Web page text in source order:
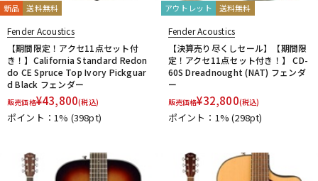
新品 送料無料
Fender Acoustics
【期間限定！アクセ11点セット付
き！】California Standard Redon
do CE Spruce Top Ivory Pickguar
d Black フェンダー
販売価格¥43,800(税込)
ポイント：1% (398pt)
アウトレット 送料無料
Fender Acoustics
【決算売り尽くしセール】【期間限
定！アクセ11点セット付き！】 CD-
60S Dreadnought (NAT) フェンダ
ー
販売価格¥32,800(税込)
ポイント：1%(298pt)